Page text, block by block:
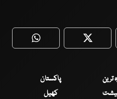
WhatsApp Twitter
ترین
پاکستان
کھیل